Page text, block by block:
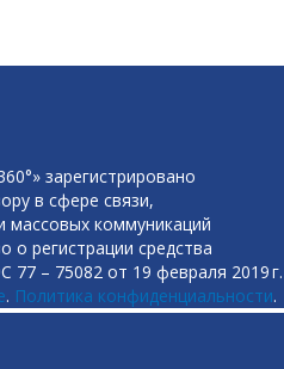
зарегистрировано
в сфере связи,
массовых коммуникаций
о регистрации средства
– 75082 от 19 февраля 2019 г.
. Политика конфиденциальности.